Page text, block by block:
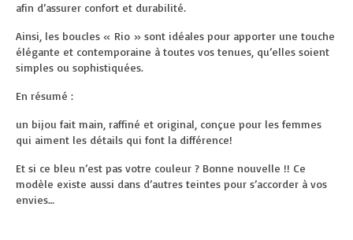
afin d’assurer confort et durabilité.
Ainsi, les boucles « Rio » sont idéales pour apporter une touche
élégante et contemporaine à toutes vos tenues, qu’elles soient
simples ou sophistiquées.
En résumé :
un bijou fait main, raffiné et original, conçue pour les femmes
qui aiment les détails qui font la différence!
Et si ce bleu n’est pas votre couleur ? Bonne nouvelle !! Ce
modèle existe aussi dans d’autres teintes pour s’accorder à vos
envies…